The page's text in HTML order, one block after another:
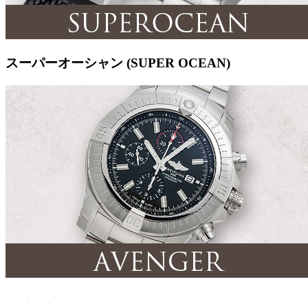
スーパーオーシャン (SUPER OCEAN)